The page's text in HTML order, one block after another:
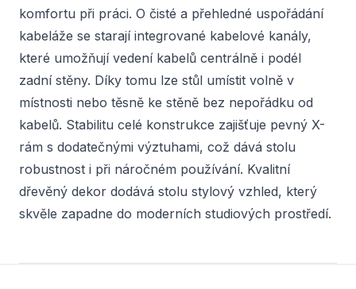
komfortu při práci. O čisté a přehledné uspořádání
kabeláže se starají integrované kabelové kanály,
které umožňují vedení kabelů centrálně i podél
zadní stěny. Díky tomu lze stůl umístit volně v
místnosti nebo těsně ke stěně bez nepořádku od
kabelů. Stabilitu celé konstrukce zajišťuje pevný X-
rám s dodatečnými výztuhami, což dává stolu
robustnost i při náročném používání. Kvalitní
dřevěný dekor dodává stolu stylový vzhled, který
skvěle zapadne do moderních studiových prostředí.